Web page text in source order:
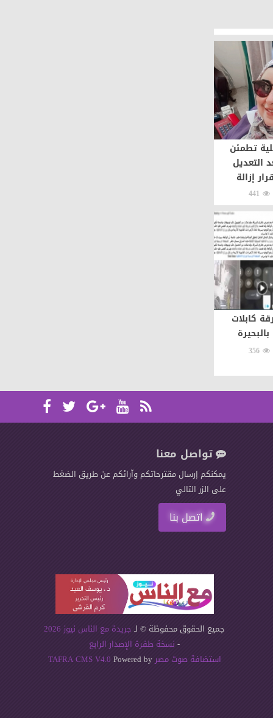
تطمئن
التعديل
إزالة
441
كابلات
356
تواصل معنا
يمكنكم إرسال مقترحاتكم وآرائكم عن طريق الضغط
على الزر التالي
اتصل بنا
جميع الحقوق محفوظة © لـ جريدة مع الناس نيوز 2026
- نسخة طفرة الإصدار الرابع
استضافة صوت مصر
TAFRA CMS V4.0 Powered by